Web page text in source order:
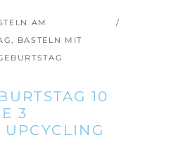
AM
, BASTELN MIT
10
3